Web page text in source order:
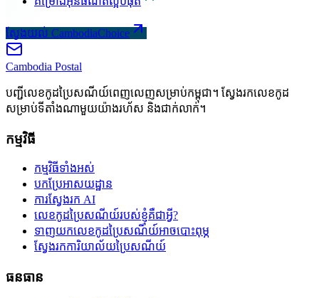
ស្វែងយល់ CambodiaChoice
Cambodia Postal
បញ្ជីលេខកូដប្រៃសណីយ៍ពេញលេញសម្រាប់កម្ពុជា។ ស្វែងរកលេខកូដ
សម្រាប់ទីតាំងណាមួយយ៉ាងរហ័ស និងជាក់លាក់។
កម្មវិធី
កម្មវិធីទាំងអស់
បកប្រែអាសយដ្ឋាន
ការស្វែងរក AI
លេខកូដប្រៃសណីយ៍របស់ខ្ញុំគឺជាអ្វី?
ទាញយកលេខកូដប្រៃសណីយ៍អាចបោះពុម្ភ
ស្វែងរកការិយាល័យប្រៃសណីយ៍
ធនធាន